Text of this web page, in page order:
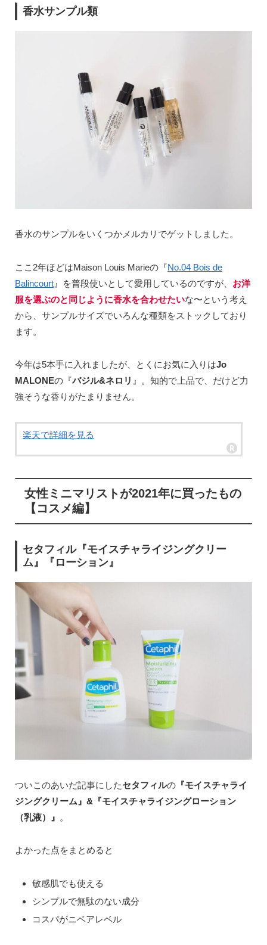
香水サンプル類
香水のサンプルをいくつかメルカリでゲットしました。
ここ2年ほどはMaison Louis Marieの『No.04 Bois de
Balincourt 』を普段使いとして愛用しているのですが、 お洋
服を選ぶのと同じように香水を合わせたいな〜という考え
から、サンプルサイズでいろんな種類をストックしており
ます。
今年は5本手に入れましたが、とくにお気に入りはJo
MALONEの『バジル&ネロリ 』。知的で上品で、だけど力
強そうな香りがたまりません。
楽天で詳細を見る
女性ミニマリストが2021年に買ったもの
【コスメ編】
セタフィル『モイスチャライジングクリー
ム』『ローション』
ついこのあいだ記事にしたセタフィルの 『モイスチャライ
ジングクリーム』&『モイスチャライジングローション
（乳液）』 。
よかった点をまとめると
敏感肌でも使える
シンプルで無駄のない成分
コスパがニベアレベル